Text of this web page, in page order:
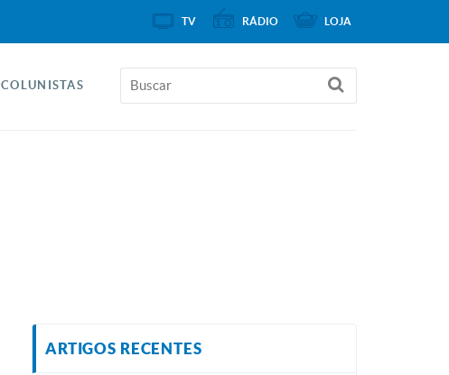
COLUNISTAS
ARTIGOS RECENTES
TV RÁDIO LOJA